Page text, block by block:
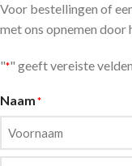
Voor bestellingen of
met ons opnemen door
"*" geeft vereiste
Naam*